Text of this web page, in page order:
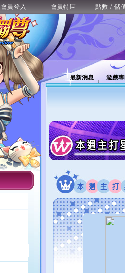
會員登入 會員特區 點數 / 儲
最新消息 遊戲